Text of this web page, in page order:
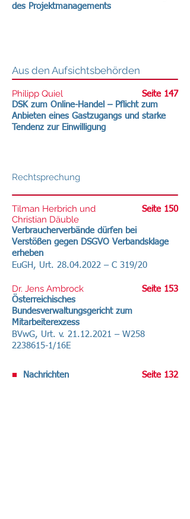
des Projektmanagements
Aus den Aufsichtsbehörden
Philipp Quiel
DSK zum Online-Handel – Pflicht zum
Anbieten eines Gastzugangs und starke
Tendenz zur Einwilligung
Seite 147
Rechtsprechung
Tilman Herbrich und
Christian Däuble
Verbraucherverbände dürfen bei
Verstößen gegen DSGVO Verbandsklage
erheben
Seite 150
EuGH, Urt. 28.04.2022 – C 319/20
Dr. Jens Ambrock
Österreichisches
Bundesverwaltungsgericht zum
Mitarbeiterexzess
Seite 153
BVwG, Urt. v. 21.12.2021 – W258
2238615-1/16E
■
Nachrichten
Seite 132